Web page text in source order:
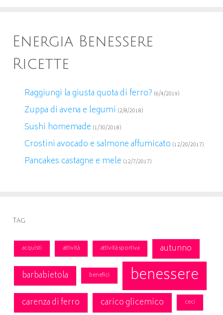
Energia Benessere
Ricette
Raggiungi la giusta quota di ferro? (6/4/2019)
Zuppa di avena e legumi (2/8/2018)
Sushi homemade (1/30/2018)
Crostini avocado e salmone affumicato (12/20/2017)
Pancakes castagne e mele (12/7/2017)
Tag
acquisti attività attività sportiva
autunno
barbabietola
benefici benessere
carenza di ferro carico glicemico ceci